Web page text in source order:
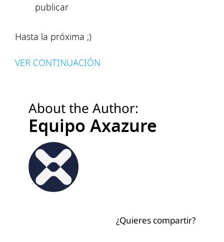
publicar
Hasta la próxima ;)
VER CONTINUACIÓN
About the Author:
Equipo Axazure
¿Quieres compartir?